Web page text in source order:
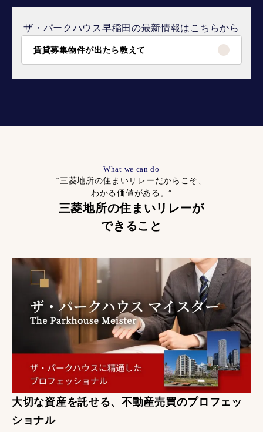
ザ・パークハウス早稲田の最新情報はこちらから
賃貸募集物件が出たら教えて
What we can do
“三菱地所の住まいリレーだからこそ、
わかる価値がある。”
三菱地所の住まいリレーが
できること
大切な資産を託せる、不動産売買のプロフェッ
ショナル